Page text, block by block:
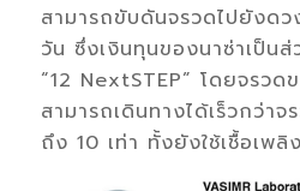
สามารถขับดันจรวดไปยังดว
วัน ซึ่งเงินทุนของนาซ่าเป็น
“12 NextSTEP” โดยจรว
สามารถเดินทางได้เร็วกว่าจ
ถึง 10 เท่า ทั้งยังใช้เชื้อเพลิ